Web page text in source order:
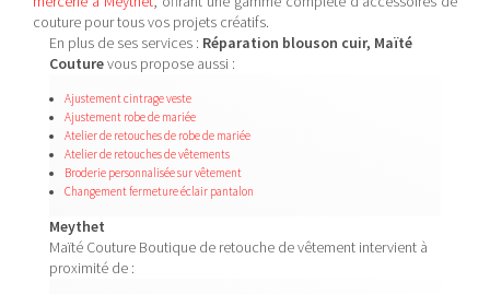
couture pour tous vos projets créatifs.
En plus de ses services : Réparation blouson cuir, Maïté
Couturevous propose aussi :
Ajustement cintrage veste
Ajustement robe de mariée
Atelier de retouches de robe de mariée
Atelier de retouches de vêtements
Broderie personnalisée sur vêtement
Changement fermeture éclair pantalon
Meythet
Maïté Couture Boutique de retouche de vêtement intervient à
proximité de :